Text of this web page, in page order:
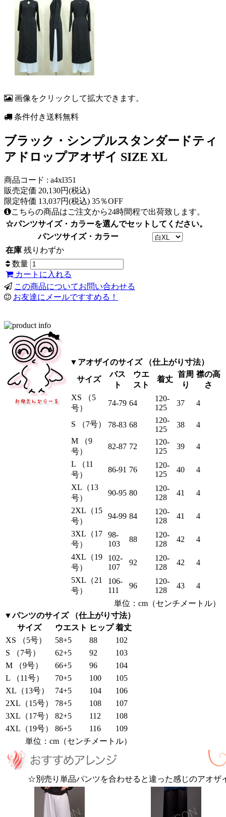
画像をクリックして拡大できます。
条件付き送料無料
ブラック・シンプルスタンダードティ
アドロップアオザイ SIZE XL
商品コード : a4xl351
販売定価 20,130円(税込)
限定特価 13,037円(税込) 35％OFF
こちらの商品はご注文から24時間程で出荷致します。
☆パンツサイズ・カラーを選んでセットしてください。
パンツサイズ・カラー
在庫 残りわずか
数量
カートに入れる
この商品についてお問い合わせる
お友達にメールですすめる！
▼アオザイのサイズ （仕上がり寸法）
サイズ
バス
ト
ウエ
スト
着丈
首周
り
襟の高
さ
XS （5
号）
74-79 64
120-
125
37 4
S （7号） 78-83 68
120-
125
38
4
M （9
号）
82-87 72
120-
125
39 4
L （11
号）
86-91 76
120-
125
40 4
XL（13
号）
90-95 80
120-
128
41 4
2XL（15
号）
94-99 84
120-
128
41 4
3XL（17
号）
98-
103
88
120-
128
42 4
4XL（19
号）
102-
107
92
120-
128
42 4
5XL（21
号）
106-
111
96
120-
128
43 4
単位：cm（センチメートル）
▼パンツのサイズ （仕上がり寸法）
サイズ
ウエスト ヒップ 着丈
XS （5号）
58+5 88
102
S （7号）
62+5 92
103
M （9号）
66+5 96
104
L （11号）
70+5 100
105
XL（13号）
74+5 104
106
2XL（15号）
78+5 108
107
3XL（17号）
82+5 112
108
4XL（19号）
86+5 116
109
単位：cm（センチメートル）
☆別売り単品パンツを合わせると違った感じのアオザ